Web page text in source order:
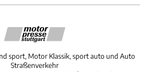
sport, Motor Klassik, sport auto und Auto
Straßenverkehr